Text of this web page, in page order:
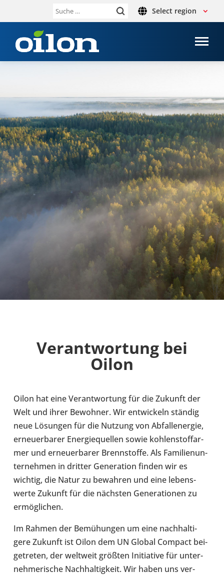
Suche Select region
Ver­ant­wor­tung bei
Oilon
Oilon hat eine Ver­ant­wor­tung für die Zukunft der
Welt und ihrer Bewoh­ner. Wir ent­wi­ckeln ständig
neue Lösun­gen für die Nutzung von Abfall­ener­gie,
erneu­er­ba­rer Ener­gie­quel­len sowie koh­len­stoff­ar­
mer und erneu­er­ba­rer Brenn­stoffe. Als Fami­li­en­un­
ter­neh­men in dritter Genera­tion finden wir es
wichtig, die Natur zu bewah­ren und eine lebens­
werte Zukunft für die nächs­ten Genera­tio­nen zu
ermög­li­chen.
Im Rahmen der Bemü­hun­gen um eine nach­hal­ti­
gere Zukunft ist Oilon dem UN Global Compact bei­
getre­ten, der welt­weit größten Initia­tive für unter­
neh­me­ri­sche Nach­hal­tig­keit. Wir haben uns ver­